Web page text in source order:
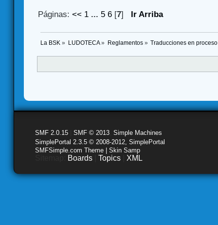
Páginas:<< 1 ... 5 6 [7] Ir Arriba
La BSK » LUDOTECA» Reglamentos» Traducciones en proceso
SMF 2.0.15 SMF © 2013 Simple Machines
SimplePortal 2.3.5 © 2008-2012, SimplePortal
SMFSimple.com Theme | Skin Samp
Boards Topics XML